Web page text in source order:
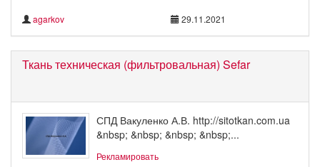
agarkov 29.11.2021
Ткань техническая (фильтровальная) Sefar
СПД Вакуленко А.В. http://sitotkan.com.ua
&nbsp; &nbsp; &nbsp; &nbsp;...
Рекламировать